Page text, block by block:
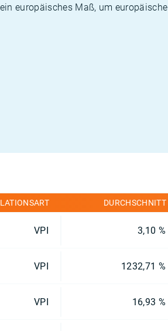
europäisches Maß, um europäische
DURCHSCHNITT
VPI 3,10 %
VPI 1232,71 %
VPI 16,93 %